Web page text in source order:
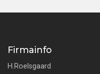
Firmainfo
H.Roelsgaard